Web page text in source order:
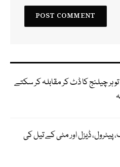
ہر چیلنج کا ڈٹ کر مقابلہ کر سکتے
پیٹرول، ڈیزل اور مٹی کے تیل کی